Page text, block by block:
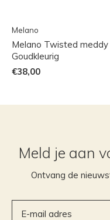
Melano
Melano Twisted
Goudkleurig
€38,00
Meld je aan
Ontvang de